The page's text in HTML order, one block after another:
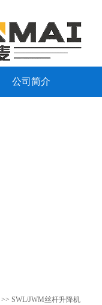
公司简介
>> SWL/JWM丝杆升降机